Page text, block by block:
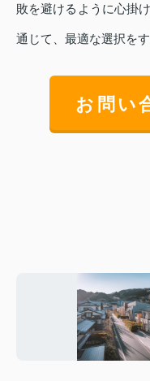
敗を避けるように心掛
通じて、最適な選択を
お問い